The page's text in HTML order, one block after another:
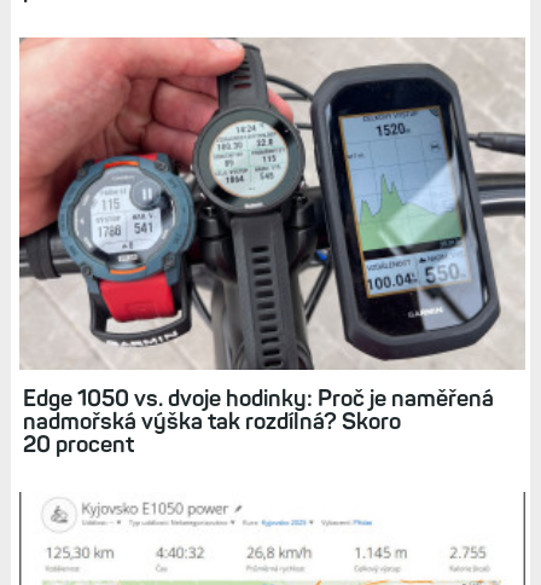
Edge 1050 vs. dvoje hodinky: Proč je naměřená
nadmořská výška tak rozdílná? Skoro
20 procent